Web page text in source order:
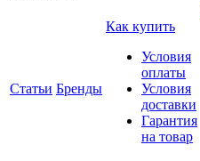
Статьи Бренды
Как купить
Условия
оплаты
Условия
доставки
Гарантия
на товар